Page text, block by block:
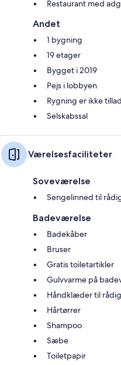
Restaurant med
Andet
1 bygning
19 etager
Bygget i 2019
Pejs i lobbyen
Rygning er ikke
Selskabssal
Værelsesfaciliteter
Soveværelse
Sengelinned til
Badeværelse
Badekåber
Bruser
Gratis toiletartikler
Gulvvarme på
Håndklæder til
Hårtørrer
Shampoo
Sæbe
Toiletpapir